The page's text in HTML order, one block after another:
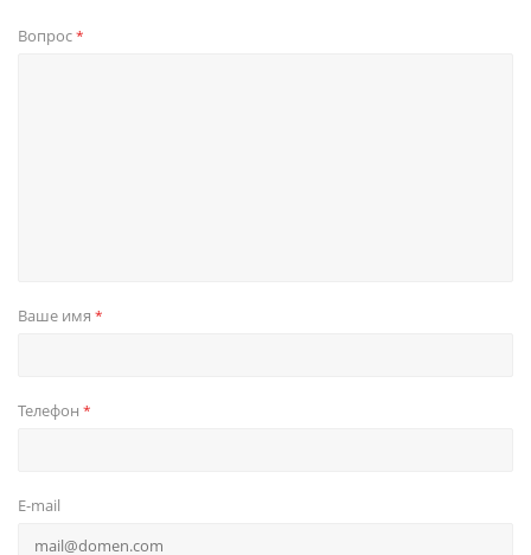
Вопрос*
Ваше имя *
Телефон *
E-mail